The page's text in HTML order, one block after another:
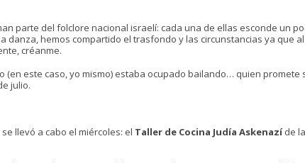
parte del folclore nacional israelí: cada una de ellas esconde un
danza, hemos compartido el trasfondo y las circunstancias ya que
créanme.
este caso, yo mismo) estaba ocupado bailando… quien promete
julio.
llevó a cabo el miércoles: el Taller de Cocina Judía Askenazíde